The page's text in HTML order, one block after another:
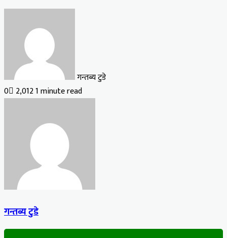
गन्तब्य टुडे
0 2,0121 minute read
गन्तब्य टुडे